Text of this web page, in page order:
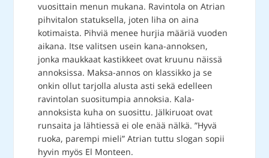
vuosittain menun mukana. Ravintola on Atrian
pihvitalon statuksella, joten liha on aina
kotimaista. Pihviä menee hurjia määriä vuoden
aikana. Itse valitsen usein kana-annoksen,
jonka maukkaat kastikkeet ovat kruunu näissä
annoksissa. Maksa-annos on klassikko ja se
onkin ollut tarjolla alusta asti sekä edelleen
ravintolan suositumpia annoksia. Kala-
annoksista kuha on suosittu. Jälkiruoat ovat
runsaita ja lähtiessä ei ole enää nälkä. ”Hyvä
ruoka, parempi mieli” Atrian tuttu slogan sopii
hyvin myös El Monteen.